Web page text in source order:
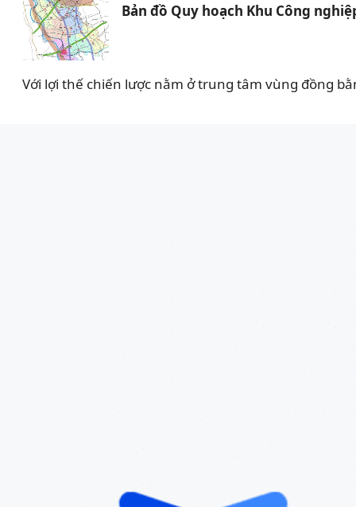
Bản đồ Quy hoạch Khu Công
Với lợi thế chiến lược nằm ở trung tâm vùng đồng